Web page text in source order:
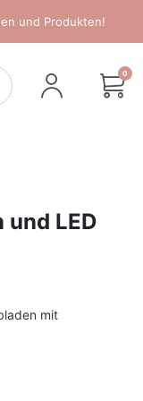
und Produkten!
0
und LED
mit